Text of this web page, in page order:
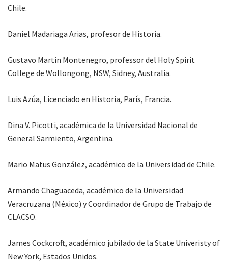
Chile.
Daniel Madariaga Arias, profesor de Historia.
Gustavo Martin Montenegro, professor del Holy Spirit
College de Wollongong, NSW, Sidney, Australia.
Luis Azúa, Licenciado en Historia, París, Francia.
Dina V. Picotti, académica de la Universidad Nacional de
General Sarmiento, Argentina.
Mario Matus González, académico de la Universidad de Chile.
Armando Chaguaceda, académico de la Universidad
Veracruzana (México) y Coordinador de Grupo de Trabajo de
CLACSO.
James Cockcroft, académico jubilado de la State Univeristy of
New York, Estados Unidos.